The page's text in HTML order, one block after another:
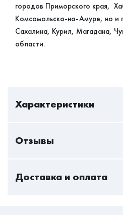
городов Приморского края,
Комсомольска-на-Амуре, но и
Сахалина, Курил, Магадана,
области.
Характеристики
Жесткость
Вес на спальное
Отзывы
Пока нет отзывов - вы можете
Только авторизованный
Доставка и оплата